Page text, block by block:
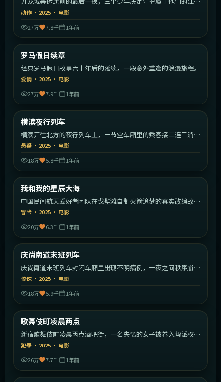
湖。
动作 · 2025 · 电影
27万
7.8千 1年前
最新
罗马假日续章
经典罗马假日故事六十年后的延续，一段意外重逢的浪漫旅程。
爱情 · 2025 · 电影
27万
7.9千 1年前
最新
横滨夜行列车
横滨开往北方的夜行列车上，一节空车厢里的乘客接二连三消
失。
悬疑 · 2025 · 电影
18万
5.8千 1年前
最新
我和我的星辰大海
中国民间航天爱好者团队在戈壁滩自制火箭追梦的真实改编故
事。
冒险 · 2025 · 电影
20万
6.3千 1年前
最新
庆尚南道末班列车
庆尚南道末班列车封闭车厢里出现不明病例，一夜之间秩序崩
塌。
惊悚 · 2025 · 电影
18万
5.9千 1年前
最新
歌舞伎町凌晨两点
新宿歌舞伎町凌晨两点酒吧街，一名失忆的女子被卷入帮派权力
斗争。
犯罪 · 2025 · 电影
26万
7.7千 1年前